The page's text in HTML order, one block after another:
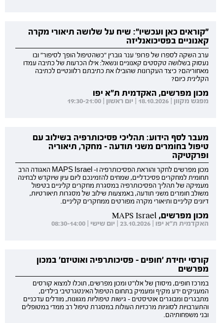
"קוראים כאן ועכשיו": שיח על שלושה תיאורי מקרה
קאנוניים בפסיכואנליזה
ערב השקה לספרו של פרופ' ענר גוברין "כשהטיפול הופך לסיפור" ובו
נעסוק בשלושה טקסטים קאנוניים ונשאל: אילו הכרעות של כתיבה עמדו
מאחוריהם? כיצד העקרונות שהובילו את כתיבתם רלוונטיים לכתיבה
הקלינית כיום?
מכון מפרשים, האקדמית ת"א יפו
מפגש מקוון | 18.10.2026 | יום ראשון | 19:30-21:00
מעבר לסף הידוע: תהליכי פסיכותרפיה בשילוב עם
טיפול בחומרים משני תודעה - מחקר, תיאוריה
ופרקטיקה
מכון מפרשים לחקר והוראת הפסיכותרפיה ו- MAPS Israel האגודה הרב
תחומית למחקרים פסיכדליים, שמחים להזמינכם ליום עיון שיוקדש לבחינה
מעמיקה של תהליך הפסיכותרפיה במסגרת מחקרים קליניים בטיפול
משולב חומרים משני תודעה, באמצעות שילוב של מסגרות תיאורטיות,
דיונים קליניים ותיאורי מקרה מפורטים ממחקרים קליניים.
מכון מפרשים, MAPS Israel
האקדמית ת"א יפו | 23.10.2026 | יום שישי | 08:30-14:00
קורסי יחידת 'חופים - פסיכותרפיה ואוטיזם' במכון
מפרשים
במרכז חופים, מיסודן של אלו"ט ומכון מפרשים, תוכלו למצוא קורסים
המעניקים ידע מקיף ומעמיק בתחום הטיפול האינטגרטיבי בילדים,
מתבגרים ומבוגרים אוטיסטים - גישות טיפוליות מגוונות, מודלים עדכניים
והתערבויות לסוגיות מרכזיות העולות במסגרת טיפול רב ממדי במטופלים
ובני משפחותיהם.